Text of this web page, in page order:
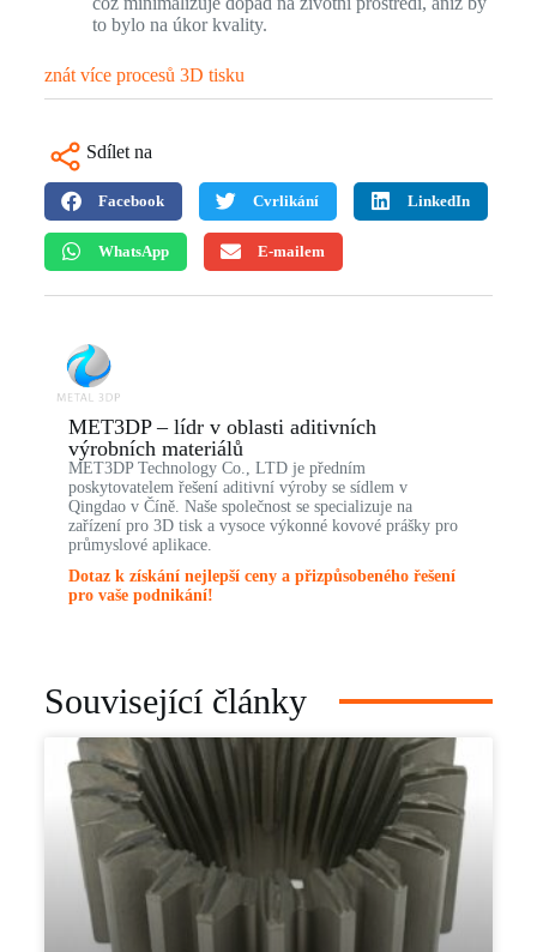
to bylo na úkor kvality.
znát více procesů 3D tisku
Sdílet na
Facebook Cvrlikání LinkedIn
WhatsApp E-mailem
MET3DP – lídr v oblasti aditivních
výrobních materiálů
MET3DP Technology Co., LTD je předním
poskytovatelem řešení aditivní výroby se sídlem v
Qingdao v Číně. Naše společnost se specializuje na
zařízení pro 3D tisk a vysoce výkonné kovové prášky pro
průmyslové aplikace.
Dotaz k získání nejlepší ceny a přizpůsobeného řešení
pro vaše podnikání!
Související články